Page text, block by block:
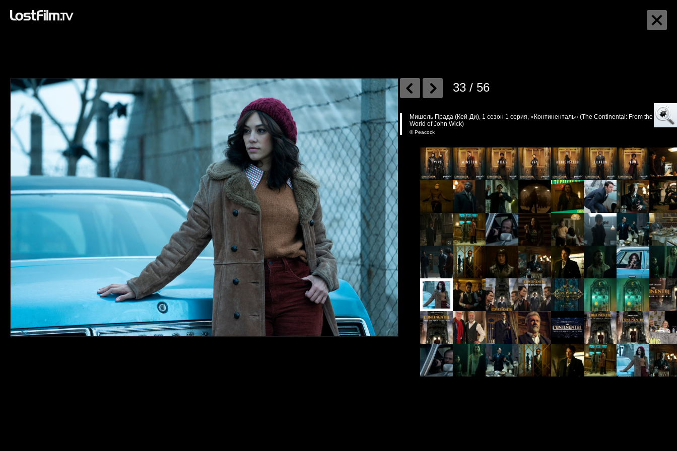
33 / 56
Мишель Прада (Кей-Ди), 1 сезон 1 серия, «Континенталь» (The Continental: From the
World of John Wick)
© Peacock